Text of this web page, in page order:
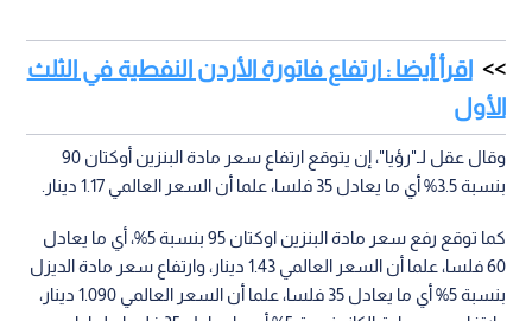
اقرأ أيضا : ارتفاع فاتورة الأردن النفطية في الثلث
الأول
وقال عقل لـ"رؤيا"، إن يتوقع ارتفاع سعر مادة البنزين أوكتان 90
بنسبة 3.5% أي ما يعادل 35 فلسا، علما أن السعر العالمي 1.17 دينار.
كما توقع رفع سعر مادة البنزين اوكتان 95 بنسبة 5%، أي ما يعادل
60 فلسا، علما أن السعر العالمي 1.43 دينار، وارتفاع سعر مادة الديزل
بنسبة 5% أي ما يعادل 35 فلسا، علما أن السعر العالمي 1.090 دينار،